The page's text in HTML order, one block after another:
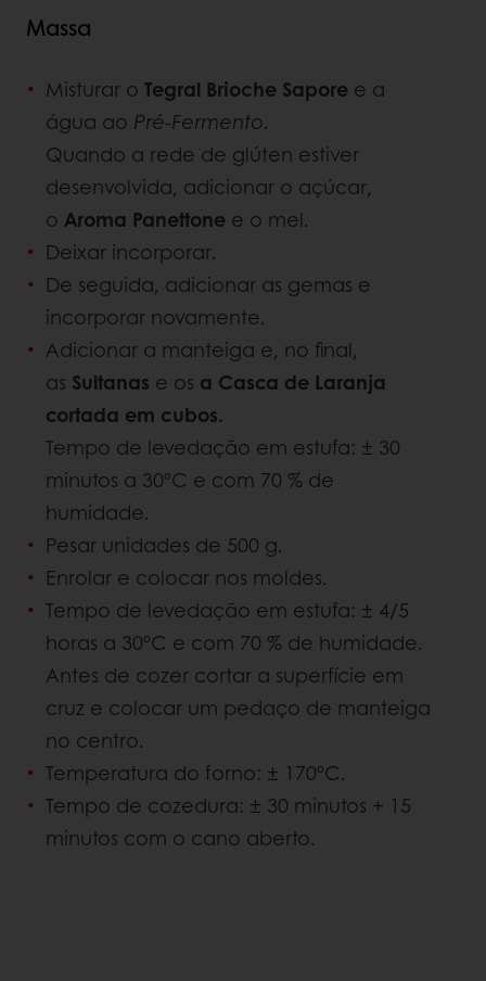
Massa
Misturar o Tegral Brioche Sapore e a
água ao Pré-Fermento.
Quando a rede de glúten estiver
desenvolvida, adicionar o açúcar,
o Aroma Panettone e o mel.
Deixar incorporar.
De seguida, adicionar as gemas e
incorporar novamente.
Adicionar a manteiga e, no final,
as Sultanas e os a Casca de Laranja
cortada em cubos.
Tempo de levedação em estufa: ± 30
minutos a 30ºC e com 70 % de
humidade.
Pesar unidades de 500 g.
Enrolar e colocar nos moldes.
Tempo de levedação em estufa: ± 4/5
horas a 30ºC e com 70 % de humidade.
Antes de cozer cortar a superfície em
cruz e colocar um pedaço de manteiga
no centro.
Temperatura do forno: ± 170ºC.
Tempo de cozedura: ± 30 minutos + 15
minutos com o cano aberto.